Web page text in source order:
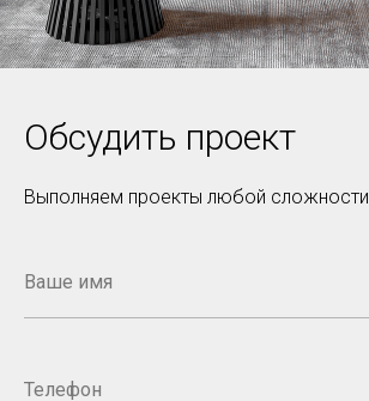
Обсудить проект
Выполняем проекты любой сложности